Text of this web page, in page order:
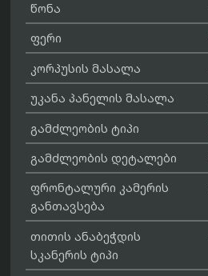
წონა
ფერი
კორპუსის მასალა
უკანა პანელის მასალა
გამძლეობის ტიპი
გამძლეობის დეტალები
ფრონტალური კამერის
განთავსება
თითის ანაბეჭდის
სკანერის ტიპი